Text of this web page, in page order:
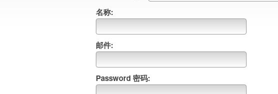
名称:
邮件:
Password 密码: